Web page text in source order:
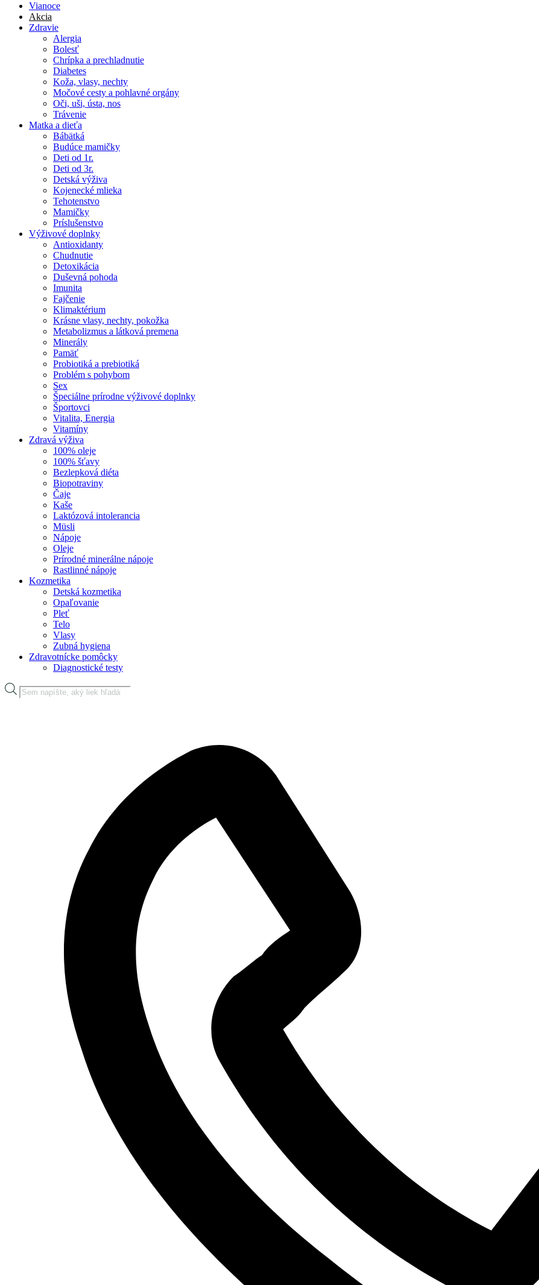
Vianoce
Akcia
Zdravie
Alergia
Bolesť
Chrípka a prechladnutie
Diabetes
Koža, vlasy, nechty
Močové cesty a pohlavné orgány
Oči, uši, ústa, nos
Trávenie
Matka a dieťa
Bábätká
Budúce mamičky
Deti od 1r.
Deti od 3r.
Detská výživa
Kojenecké mlieka
Tehotenstvo
Mamičky
Príslušenstvo
Výživové doplnky
Antioxidanty
Chudnutie
Detoxikácia
Duševná pohoda
Imunita
Fajčenie
Klimaktérium
Krásne vlasy, nechty, pokožka
Metabolizmus a látková premena
Minerály
Pamäť
Probiotiká a prebiotiká
Problém s pohybom
Sex
Špeciálne prírodne výživové doplnky
Športovci
Vitalita, Energia
Vitamíny
Zdravá výživa
100% oleje
100% šťavy
Bezlepková diéta
Biopotraviny
Čaje
Kaše
Laktózová intolerancia
Müsli
Nápoje
Oleje
Prírodné minerálne nápoje
Rastlinné nápoje
Kozmetika
Detská kozmetika
Opaľovanie
Pleť
Telo
Vlasy
Zubná hygiena
Zdravotnícke pomôcky
Diagnostické testy
Products
search